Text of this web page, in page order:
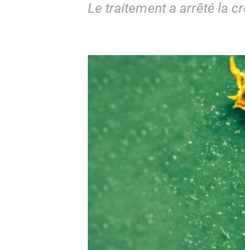
Le traitement a arrêté la